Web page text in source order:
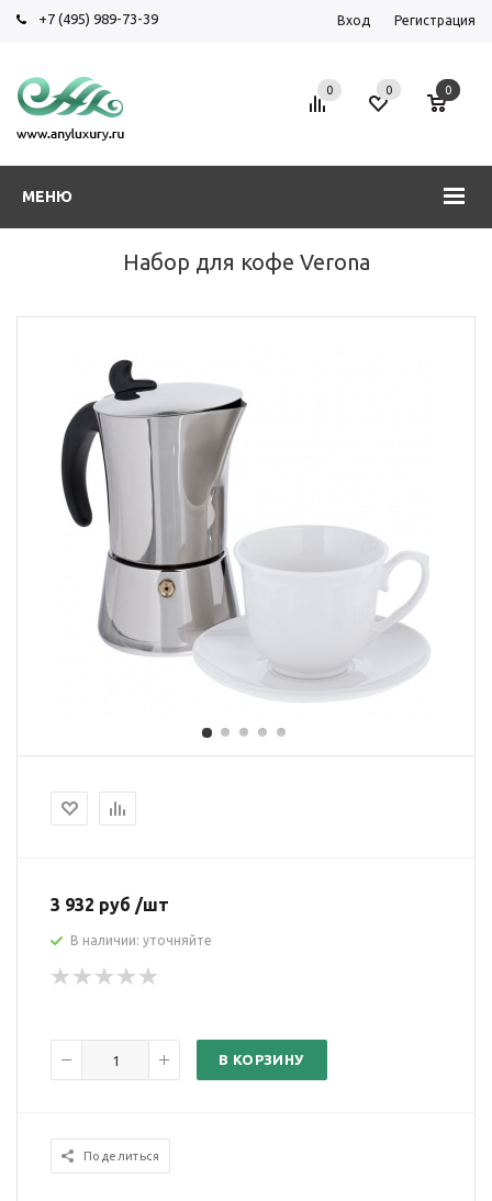
+7 (495) 989-73-39 Вход Регистрация
МЕНЮ
0 0 0
Набор для кофе Verona
3 932 руб /шт
В наличии: уточняйте
В КОРЗИНУ
Поделиться